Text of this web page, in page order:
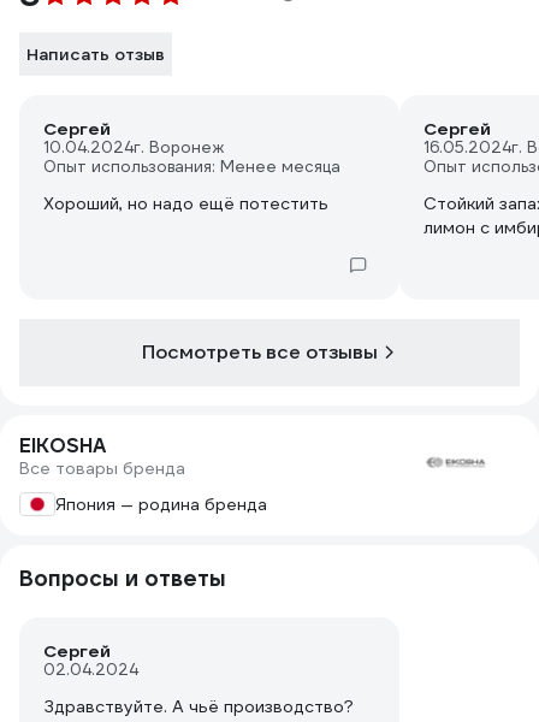
Написать отзыв
Сергей
10.04.2024г. Воронеж
Опыт использования: Менее месяца
Хороший, но надо ещё потестить
Сергей
16.05.2024г.
Опыт
Стойкий
лимон с
Посмотреть все отзывы
EIKOSHA
Все товары бренда
Япония — родина бренда
Вопросы и ответы
Сергей
02.04.2024
Здравствуйте. А чьё производство?